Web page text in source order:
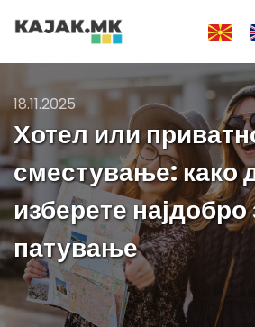
18.11.2025
Хотел или
сместување: како
изберете
патување